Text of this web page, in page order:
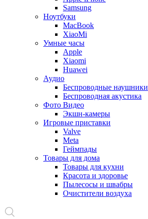
Samsung
Ноутбуки
MacBook
XiaoMi
Умные часы
Apple
Xiaomi
Huawei
Аудио
Беспроводные наушники
Беспроводная акустика
Фото Видео
Экшн-камеры
Игровые приставки
Valve
Meta
Геймпады
Товары для дома
Товары для кухни
Красота и здоровье
Пылесосы и швабры
Очистители воздуха